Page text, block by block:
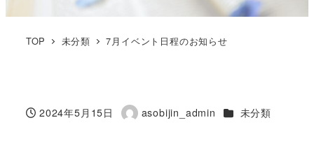
TOP 未分類 7月イベント日程のお知らせ
投稿日
2024年5月15日
著
asobijin_admin カテゴリー
未分類